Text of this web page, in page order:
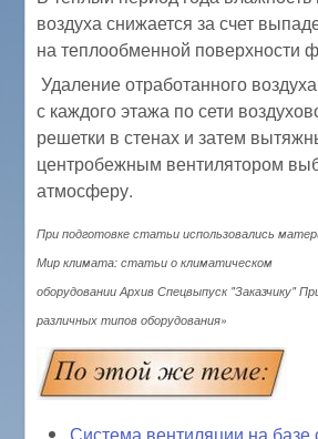
воздуха снижается за счет
на теплообменной поверхности
Удаление отработанного
с каждого этажа по сети
решетки в стенах и затем
центробежным вентилятором
атмосферу.
При подготовке статьи использовались
Мир климата: статьи о климатическом
оборудовании Архив Спецвыпуск "Заказчику"
различных типов оборудования»